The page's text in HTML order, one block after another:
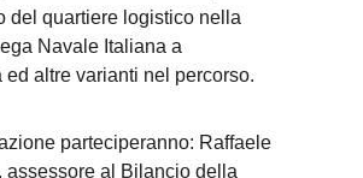
del quartiere logistico nella
Navale Italiana a
ed altre varianti nel percorso.
parteciperanno: Raffaele
assessore al Bilancio della